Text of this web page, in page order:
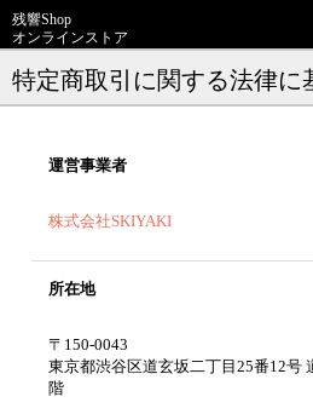
残響Shop
オンラインストア
特定商取引に関する法律に
運営事業者
株式会社SKIYAKI
所在地
〒150-0043
東京都渋谷区道玄坂二丁目25番12号
階